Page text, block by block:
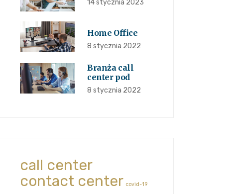
14 stycznia 2023
Home Office
8 stycznia 2022
Branża call
center pod
8 stycznia 2022
call center
contact center covid-19